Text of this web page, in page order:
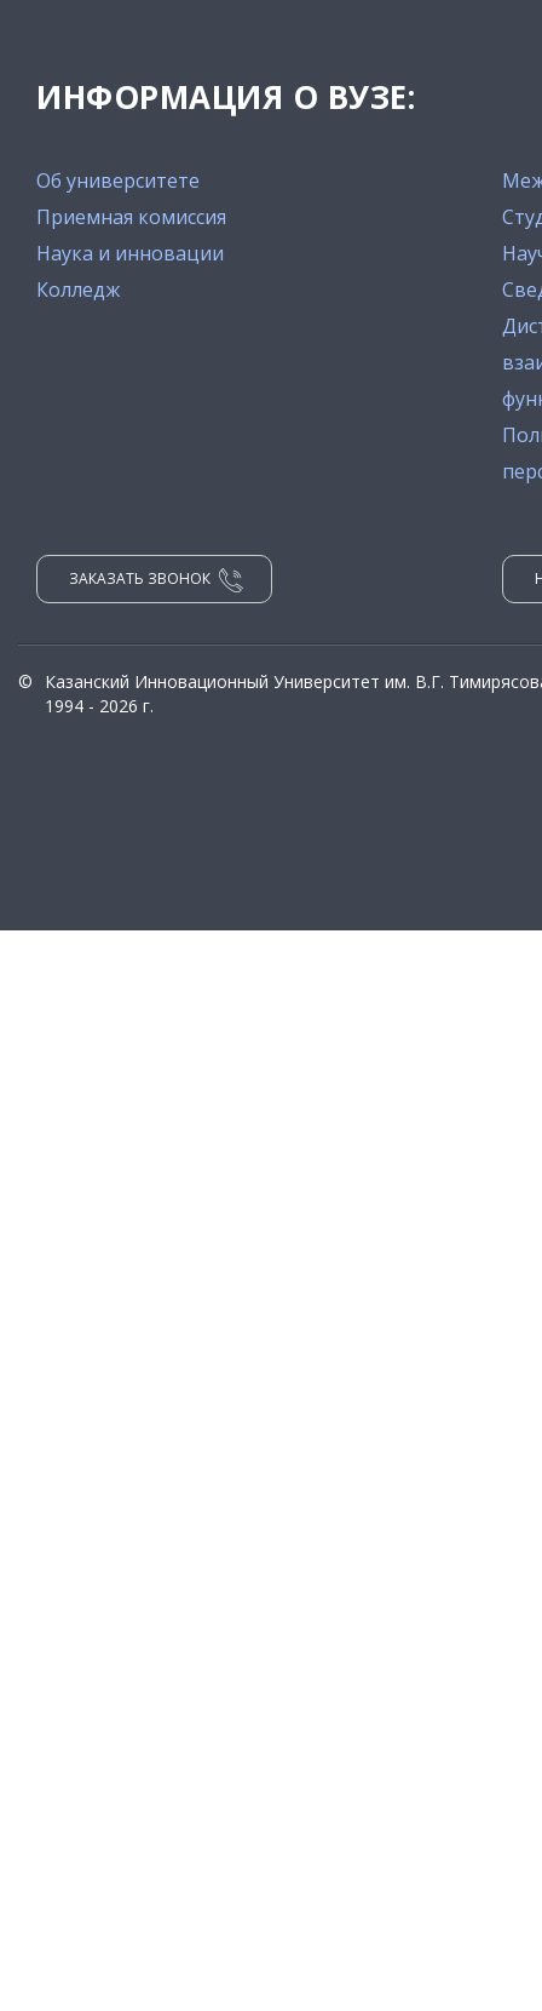
ИНФОРМАЦИЯ О ВУЗЕ:
Об университете
Приемная комиссия
Наука и инновации
Колледж
ЗАКАЗАТЬ ЗВОНОК
©
Казанский Инновационный Университет им. В.Г.
1994 - 2026 г.